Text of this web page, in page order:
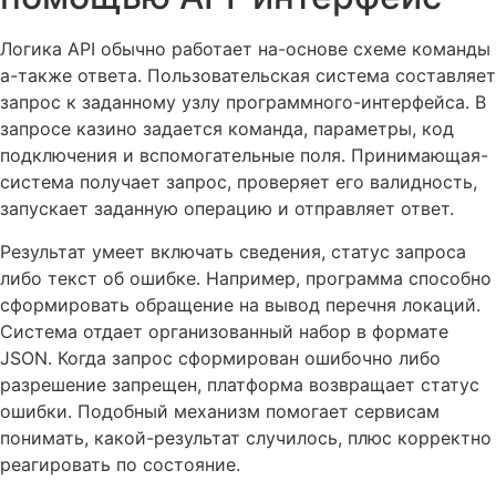
Логика API обычно работает на-основе схеме команды
а-также ответа. Пользовательская система составляет
запрос к заданному узлу программного-интерфейса. В
запросе казино задается команда, параметры, код
подключения и вспомогательные поля. Принимающая-
система получает запрос, проверяет его валидность,
запускает заданную операцию и отправляет ответ.
Результат умеет включать сведения, статус запроса
либо текст об ошибке. Например, программа способно
сформировать обращение на вывод перечня локаций.
Система отдает организованный набор в формате
JSON. Когда запрос сформирован ошибочно либо
разрешение запрещен, платформа возвращает статус
ошибки. Подобный механизм помогает сервисам
понимать, какой-результат случилось, плюс корректно
реагировать по состояние.